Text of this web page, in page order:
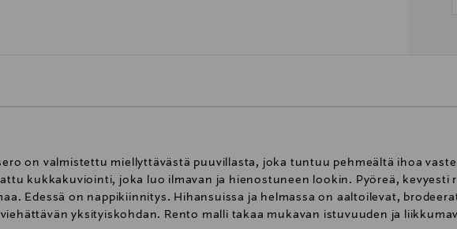
on valmistettu miellyttävästä puuvillasta, joka tuntuu pehmeältä ihoa
kukkakuviointi, joka luo ilmavan ja hienostuneen lookin. Pyöreä, kevyesti
Edessä on nappikiinnitys. Hihansuissa ja helmassa on aaltoilevat,
yksityiskohdan. Rento malli takaa mukavan istuvuuden ja